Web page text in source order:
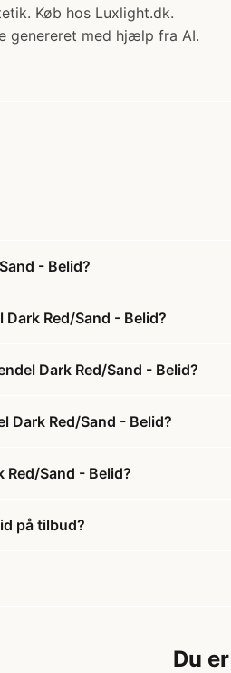
Køb hos Luxlight.dk.
genereret med hjælp fra AI.
- Belid?
Red/Sand - Belid?
Dark Red/Sand - Belid?
Dark Red/Sand - Belid?
Red/Sand - Belid?
på tilbud?
Du